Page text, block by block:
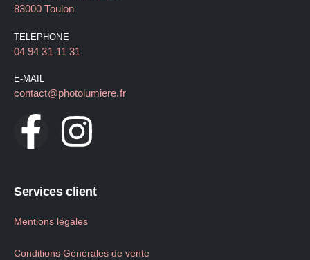
83000 Toulon
TELEPHONE
04 94 31 11 31
E-MAIL
contact@photolumiere.fr
Services client
Mentions légales
Conditions Générales de vente